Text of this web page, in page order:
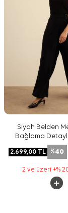
Siyah Belden
Bağlama
Pantolon
2.699,00TL %40
2 ve üzeri +%